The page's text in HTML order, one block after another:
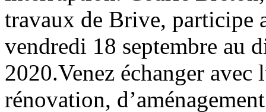
travaux de Brive, participe
vendredi 18 septembre au
2020.Venez échanger
rénovation,